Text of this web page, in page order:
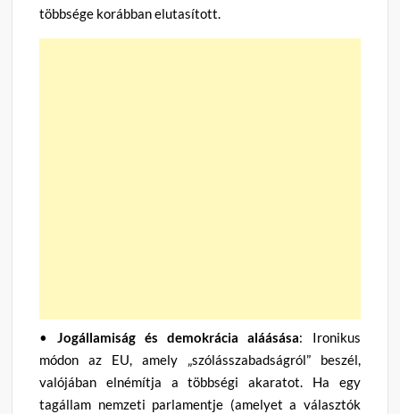
többsége korábban elutasított.
• Jogállamiság és demokrácia aláásása: Ironikus
módon az EU, amely „szólásszabadságról” beszél,
valójában elnémítja a többségi akaratot. Ha egy
tagállam nemzeti parlamentje (amelyet a választók